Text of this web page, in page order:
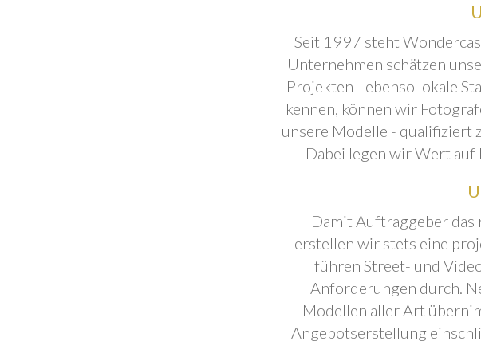
Seit 1997 steht
Unternehmen schätzen
Projekten - ebenso lokale
kennen, können wir
unsere Modelle - qualifiziert
Dabei legen wir Wert
Damit Auftraggeber
erstellen wir stets eine
führen Street- und
Anforderungen durch.
Modellen aller Art
Angebotserstellung